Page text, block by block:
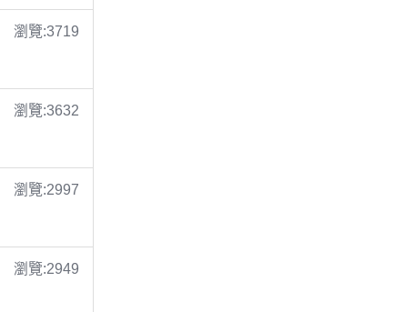
瀏覽:3719
瀏覽:3632
瀏覽:2997
瀏覽:2949